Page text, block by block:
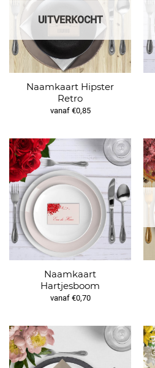
UITVERKOCHT
Naamkaart Hipster
Retro
vanaf €0,85
Naamkaart
Hartjesboom
vanaf €0,70